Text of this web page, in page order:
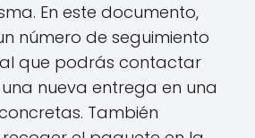
En este documento,
número de seguimiento
que podrás contactar
nueva entrega en una
También